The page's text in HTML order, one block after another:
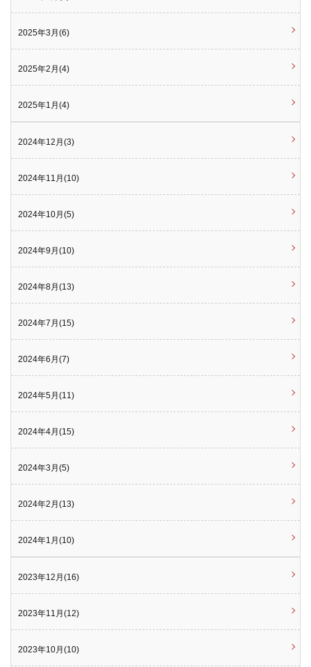
2025年3月(6)
2025年2月(4)
2025年1月(4)
2024年12月(3)
2024年11月(10)
2024年10月(5)
2024年9月(10)
2024年8月(13)
2024年7月(15)
2024年6月(7)
2024年5月(11)
2024年4月(15)
2024年3月(5)
2024年2月(13)
2024年1月(10)
2023年12月(16)
2023年11月(12)
2023年10月(10)